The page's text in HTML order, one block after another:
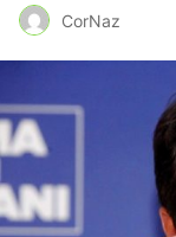
CorNaz